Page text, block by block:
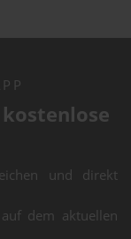
kostenlose
und direkt
dem aktuellen